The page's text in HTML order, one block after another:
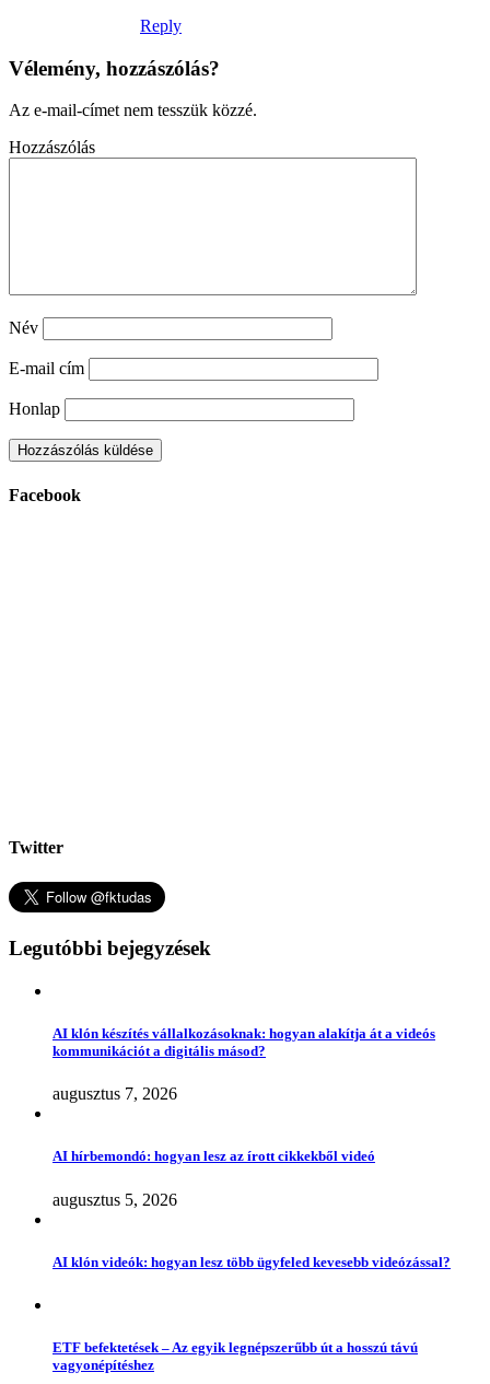
Reply
Vélemény, hozzászólás?
Az e-mail-címet nem tesszük közzé.
Hozzászólás
Név
E-mail cím
Honlap
Facebook
Twitter
Legutóbbi bejegyzések
AI klón készítés vállalkozásoknak: hogyan alakítja át a videós
kommunikációt a digitális másod?
augusztus 7, 2026
AI hírbemondó: hogyan lesz az írott cikkekből videó
augusztus 5, 2026
AI klón videók: hogyan lesz több ügyfeled kevesebb videózással?
ETF befektetések – Az egyik legnépszerűbb út a hosszú távú
vagyonépítéshez